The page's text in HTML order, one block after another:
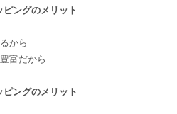
ングのメリット
から
だから
ングのメリット